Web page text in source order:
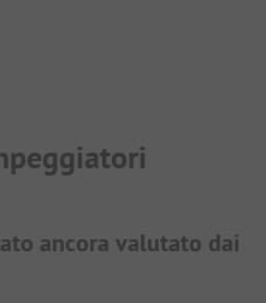
ancora valutato dai